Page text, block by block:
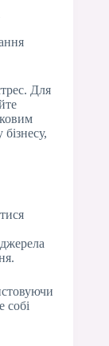
Для
собі